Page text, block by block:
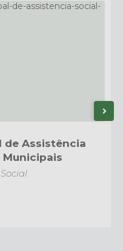
de Assistência
Municipais